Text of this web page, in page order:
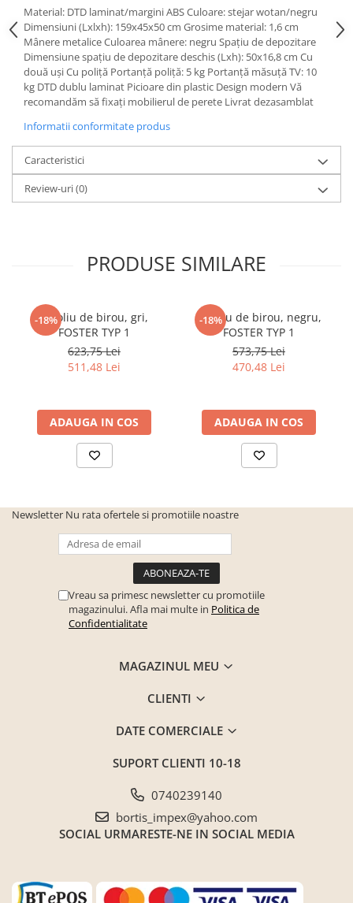
Paturi metalice
Paturi tapitate
Saltele
Seturi dormitoare complete
Suporturi saltea/Somiere/Gratii
pentru pat
Mobilier Hol/Cuiere
Banci pentru asteptare
Colectia casmir -seturi
cuiere/mobila hol Rai casmir
Set mobilier Hol modern cu
panouri tapitate
Mobilier Birou
Fotolii
Canapele birou
Dulapuri birou/bibliorafturi
Scaune Birou
Scaune conferinta-vizitator
Seturi mobilier birou complet
Birouri camera copilului
Canapele copii
COVOARE PUFOASE(SHAGGY)FIR
Mobilier Gradina
Banci gradina si terasa
Scaune de gradina
Material: DTD laminat/margini ABS Culoare: stejar wotan/negru
Dimensiuni (Lxlxh): 159x45x50 cm Grosime material: 1,6 cm
Mânere metalice Culoarea mânere: negru Spaţiu de depozitare
Dimensiune spaţiu de depozitare deschis (Lxh): 50x16,8 cm Cu
două uşi Cu poliţă Portanţă poliţă: 5 kg Portanţă măsuţă TV: 10
kg DTD dublu laminat Picioare din plastic Design modern Vă
recomandăm să fixaţi mobilierul de perete Livrat dezasamblat
Informatii conformitate produs
Caracteristici
Review-uri(0)
PRODUSE SIMILARE
-18%
Fotoliu de birou, gri,
FOSTER TYP 1
623,75 Lei
511,48 Lei
ADAUGA IN COS
-18%
Fotoliu de birou, negru,
FOSTER TYP 1
573,75 Lei
470,48 Lei
ADAUGA IN COS
Newsletter Nu rata ofertele si promotiile noastre
Vreau sa primesc newsletter cu promotiile
magazinului. Afla mai multe in Politica de
Confidentialitate
MAGAZINUL MEU
CLIENTI
DATE COMERCIALE
SUPORT CLIENTI 10-18
0740239140
bortis_impex@yahoo.com
SOCIAL URMARESTE-NE IN SOCIAL MEDIA